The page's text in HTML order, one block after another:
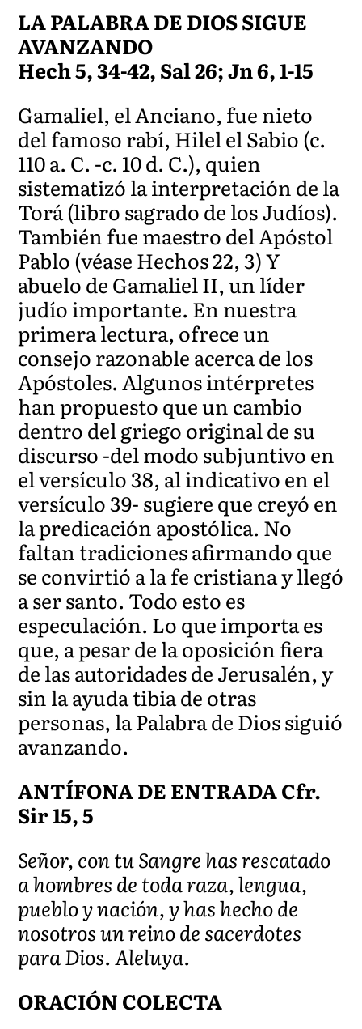
LA PALABRA DE DIOS SIGUE
AVANZANDO
Hech 5, 34-42, Sal 26; Jn 6, 1-15
Gamaliel, el Anciano, fue nieto
del famoso rabí, Hilel el Sabio (c.
110 a. C. -c. 10 d. C.), quien
sistematizó la interpretación de la
Torá (libro sagrado de los Judíos).
También fue maestro del Apóstol
Pablo (véase Hechos 22, 3) Y
abuelo de Gamaliel II, un líder
judío importante. En nuestra
primera lectura, ofrece un
consejo razonable acerca de los
Apóstoles. Algunos intérpretes
han propuesto que un cambio
dentro del griego original de su
discurso -del modo subjuntivo en
el versículo 38, al indicativo en el
versículo 39- sugiere que creyó en
la predicación apostólica. No
faltan tradiciones afirmando que
se convirtió a la fe cristiana y llegó
a ser santo. Todo esto es
especulación. Lo que importa es
que, a pesar de la oposición fiera
de las autoridades de Jerusalén, y
sin la ayuda tibia de otras
personas, la Palabra de Dios siguió
avanzando.
ANTÍFONA DE ENTRADA Cfr.
Sir 15, 5
Señor, con tu Sangre has rescatado
a hombres de toda raza, lengua,
pueblo y nación, y has hecho de
nosotros un reino de sacerdotes
para Dios. Aleluya.
ORACIÓN COLECTA